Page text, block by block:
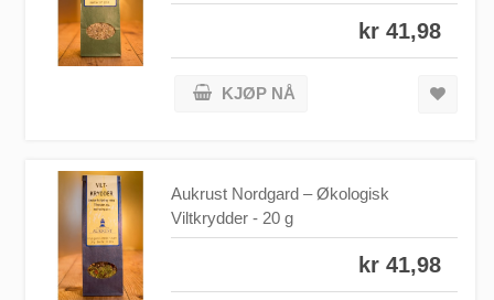
kr 41,98
KJØP NÅ
Aukrust Nordgard – Økologisk
Viltkrydder - 20 g
kr 41,98